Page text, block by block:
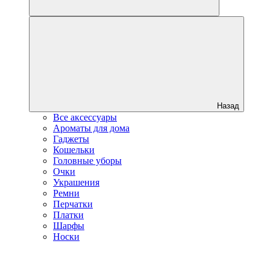
Назад
Все аксессуары
Ароматы для дома
Гаджеты
Кошельки
Головные уборы
Очки
Украшения
Ремни
Перчатки
Платки
Шарфы
Носки